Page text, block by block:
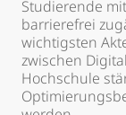
Studierende
barrierefrei
wichtigsten
zwischen
Hochschule